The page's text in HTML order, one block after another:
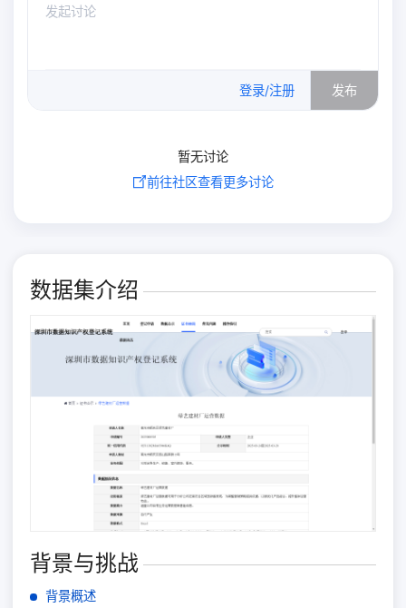
登录/注册 发布
暂无讨论
前往社区查看更多讨论
数据集介绍
背景与挑战
背景概述